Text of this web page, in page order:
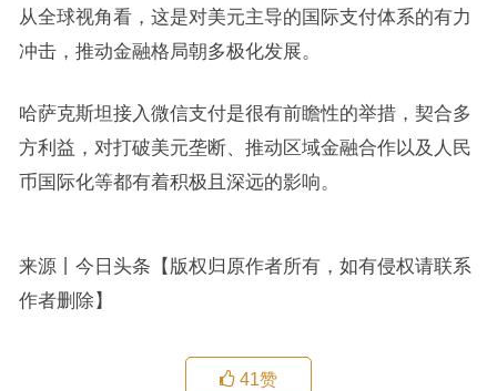
从全球视角看，这是对美元主导的国际支付体系的有力
冲击，推动金融格局朝多极化发展。
哈萨克斯坦接入微信支付是很有前瞻性的举措，契合多
方利益，对打破美元垄断、推动区域金融合作以及人民
币国际化等都有着积极且深远的影响。
来源丨今日头条【版权归原作者所有，如有侵权请联系
作者删除】
41赞